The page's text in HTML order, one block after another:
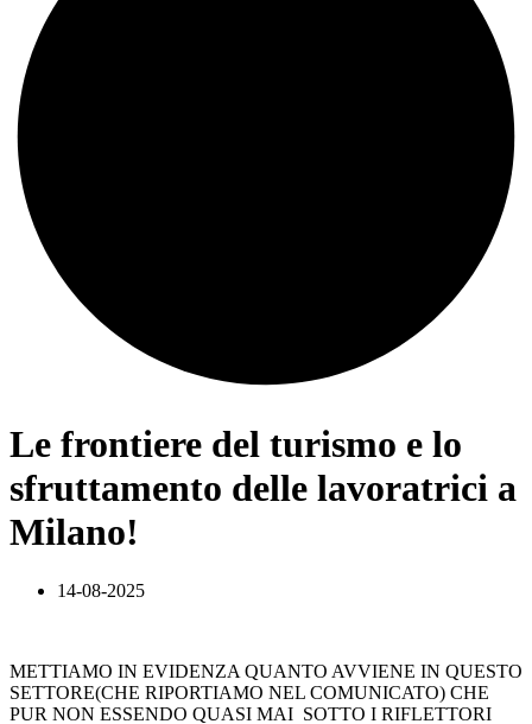
Le frontiere del turismo e lo
sfruttamento delle lavoratrici a
Milano!
14-08-2025
METTIAMO IN EVIDENZA QUANTO AVVIENE IN QUESTO
SETTORE(CHE RIPORTIAMO NEL COMUNICATO) CHE
PUR NON ESSENDO QUASI MAI SOTTO I RIFLETTORI